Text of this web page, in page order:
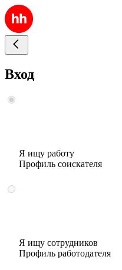
Вход
Я ищу работу
Профиль соискателя
Я ищу сотрудников
Профиль работодателя